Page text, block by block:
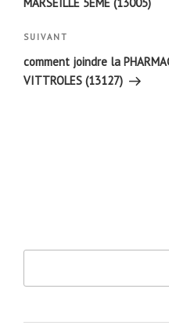
Article
suivant
SUIVANT
comment joindre la
VITTROLES (13127)